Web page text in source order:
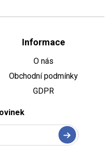
Informace
O nás
Obchodní podmínky
GDPR